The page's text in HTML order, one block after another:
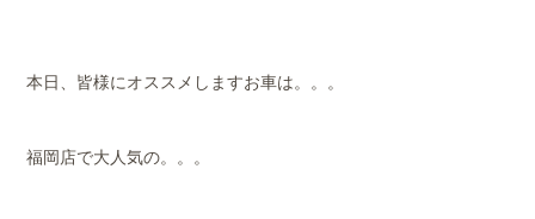
本日、皆様にオススメしますお車は。。。
福岡店で大人気の。。。